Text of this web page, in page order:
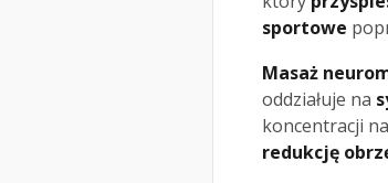
sportowe
Masaż
oddziałuje na
koncentracji
redukcję